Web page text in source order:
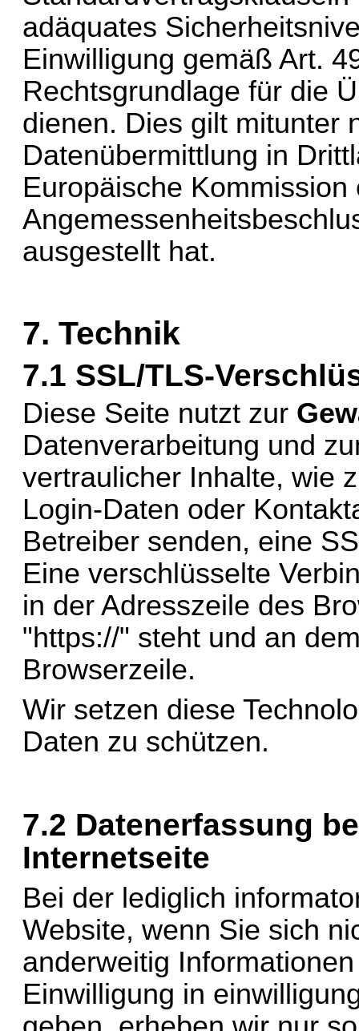
adäquates
Einwilligung gemäß Art.
Rechtsgrundlage für die
dienen. Dies gilt mitunter
Datenübermittlung in
Europäische Kommission
ausgestellt hat.
7. Technik
7.1 SSL/TLS-
Diese Seite nutzt zur
Datenverarbeitung und
vertraulicher Inhalte, wie
Login-Daten oder
Betreiber senden, eine
Eine verschlüsselte
in der Adresszeile des
"https://" steht und an
Browserzeile.
Wir setzen diese
Daten zu schützen.
7.2 Datenerfassung
Internetseite
Bei der lediglich
Website, wenn Sie sich
anderweitig
Einwilligung in